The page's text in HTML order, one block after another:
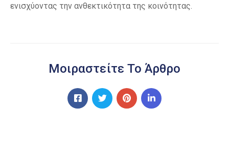
ενισχύοντας την ανθεκτικότητα της κοινότητας.
Μοιραστείτε Το Άρθρο